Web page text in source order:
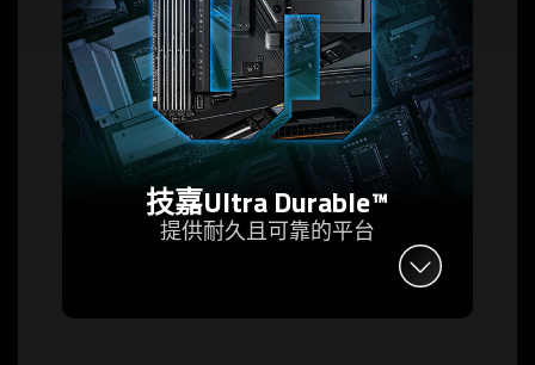
技嘉Ultra Durable™
提供耐久且可靠的平台